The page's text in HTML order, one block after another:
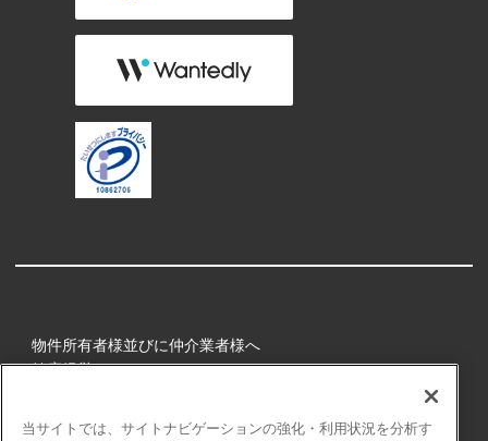
物件所有者様並びに仲介業者様へ
健康経営
当サイトでは、サイトナビゲーションの強化・利用状況を分析す